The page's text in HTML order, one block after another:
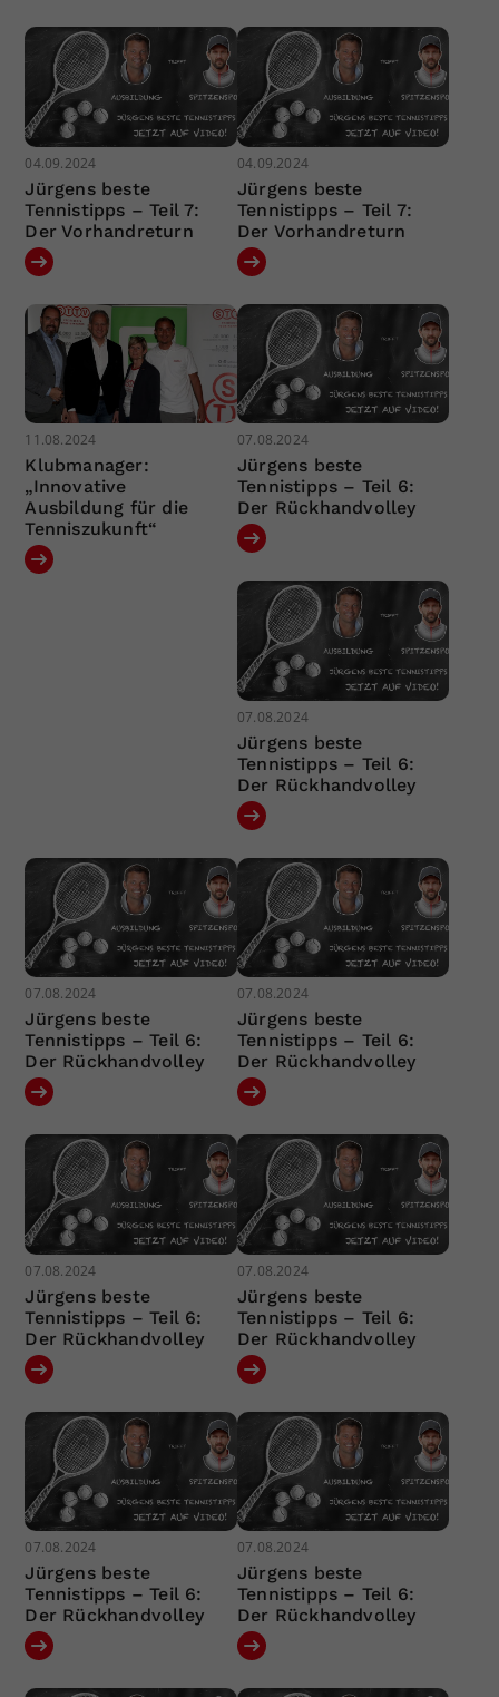
04.09.2024
Jürgens beste
Tennistipps – Teil 7:
Der Vorhandreturn
04.09.2024
Jürgens beste
Tennistipps – Teil 7:
Der Vorhandreturn
11.08.2024
Klubmanager:
„Innovative
Ausbildung für die
Tenniszukunft“
07.08.2024
Jürgens beste
Tennistipps – Teil 6:
Der Rückhandvolley
07.08.2024
Jürgens beste
Tennistipps – Teil 6:
Der Rückhandvolley
07.08.2024
Jürgens beste
Tennistipps – Teil 6:
Der Rückhandvolley
07.08.2024
Jürgens beste
Tennistipps – Teil 6:
Der Rückhandvolley
07.08.2024
Jürgens beste
Tennistipps – Teil 6:
Der Rückhandvolley
07.08.2024
Jürgens beste
Tennistipps – Teil 6:
Der Rückhandvolley
07.08.2024
Jürgens beste
Tennistipps – Teil 6:
Der Rückhandvolley
07.08.2024
Jürgens beste
Tennistipps – Teil 6:
Der Rückhandvolley